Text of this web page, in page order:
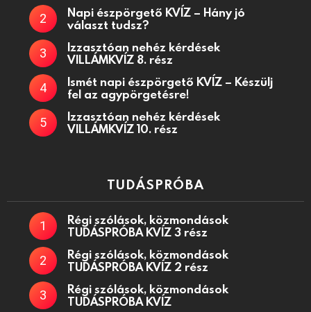
Napi észpörgető KVÍZ – Hány jó
választ tudsz?
Izzasztóan nehéz kérdések
VILLÁMKVÍZ 8. rész
Ismét napi észpörgető KVÍZ – Készülj
fel az agypörgetésre!
Izzasztóan nehéz kérdések
VILLÁMKVÍZ 10. rész
TUDÁSPRÓBA
Régi szólások, közmondások
TUDÁSPRÓBA KVÍZ 3 rész
Régi szólások, közmondások
TUDÁSPRÓBA KVÍZ 2 rész
Régi szólások, közmondások
TUDÁSPRÓBA KVÍZ